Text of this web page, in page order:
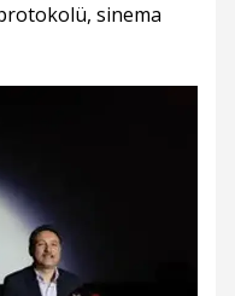
sinema